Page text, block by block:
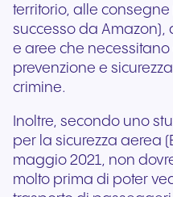
territorio, alle
successo da Amazon),
e aree che
prevenzione e
crimine.
Inoltre, secondo uno
per la sicurezza aerea
maggio 2021, non
molto prima di poter